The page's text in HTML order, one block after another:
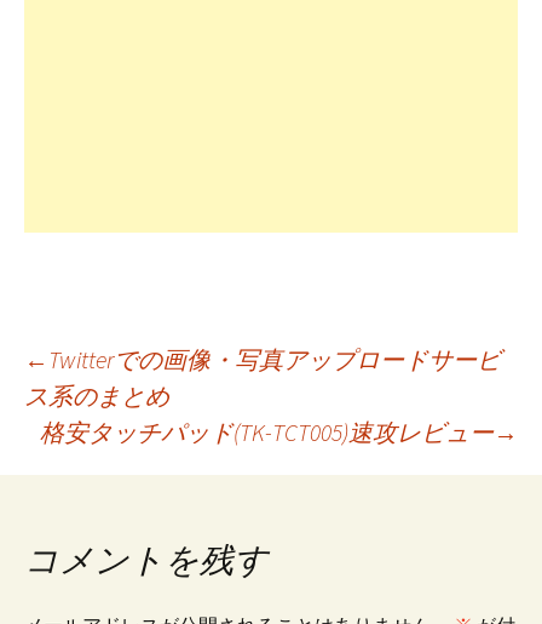
投
稿
ビ
← Twitterでの画像・写真アップロードサービ
ス系のまとめ
格安タッチパッド(TK-TCT005)速攻レビュー→
コメントを残す